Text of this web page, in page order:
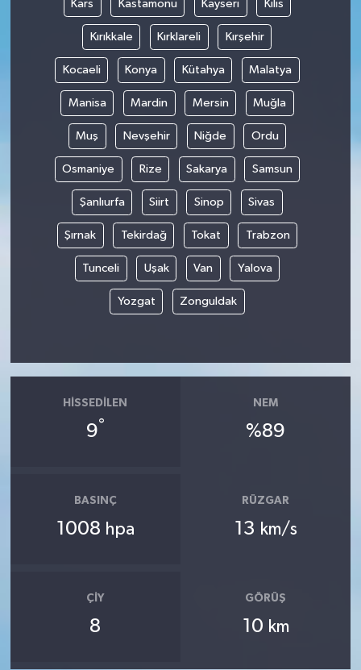
Kars Kastamonu Kayseri Kilis
Kırıkkale Kırklareli Kırşehir
Kocaeli Konya Kütahya Malatya
Manisa Mardin Mersin Muğla
Muş Nevşehir Niğde Ordu
Osmaniye Rize Sakarya Samsun
Şanlıurfa Siirt Sinop Sivas
Şırnak Tekirdağ Tokat Trabzon
Tunceli Uşak Van Yalova
Yozgat Zonguldak
HISSEDILEN
9°
NEM
%89
BASINÇ
1008 hpa
RÜZGAR
13 km/s
ÇIY
8
GÖRÜŞ
10 km